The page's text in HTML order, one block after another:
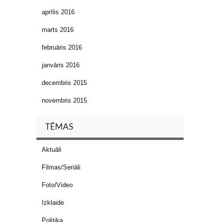
aprīlis 2016
marts 2016
februāris 2016
janvāris 2016
decembris 2015
novembris 2015
TĒMAS
Aktuāli
Filmas/Seriāli
Foto/Video
Izklaide
Politika